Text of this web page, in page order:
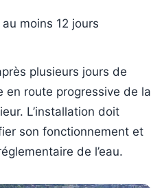
au moins 12 jours
plusieurs jours de
en route progressive de la
L’installation doit
son fonctionnement et
de l’eau.